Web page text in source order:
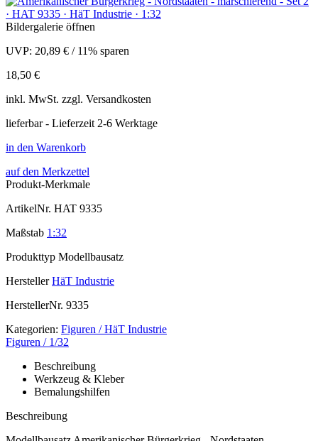
Bildergalerie öffnen
UVP: 20,89 € / 11% sparen
18,50 €
inkl. MwSt. zzgl. Versandkosten
lieferbar - Lieferzeit 2-6 Werktage
in den Warenkorb
auf den Merkzettel
Produkt-Merkmale
ArtikelNr. HAT 9335
Maßstab 1:32
Produkttyp Modellbausatz
Hersteller HäT Industrie
HerstellerNr. 9335
Kategorien: Figuren / HäT Industrie
Figuren / 1/32
Beschreibung
Werkzeug & Kleber
Bemalungshilfen
Beschreibung